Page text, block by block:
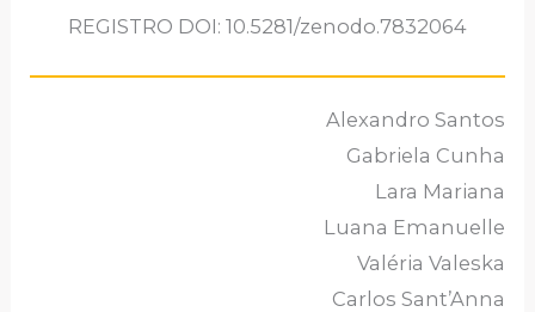
REGISTRO DOI: 10.5281/zenodo.7832064
Alexandro Santos
Gabriela Cunha
Lara Mariana
Luana Emanuelle
Valéria Valeska
Carlos Sant’Anna